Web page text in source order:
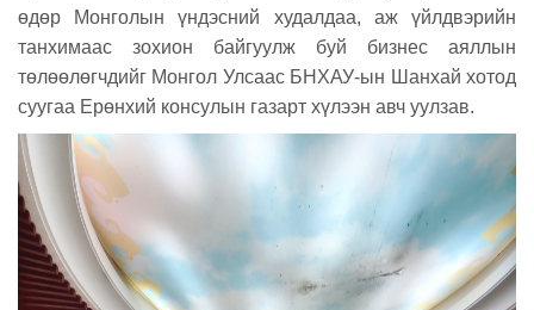
өдөр Монголын үндэсний худалдаа, аж үйлдвэрийн
танхимаас зохион байгуулж буй бизнес аяллын
төлөөлөгчдийг Монгол Улсаас БНХАУ-ын Шанхай хотод
суугаа Ерөнхий консулын газарт хүлээн авч уулзав.